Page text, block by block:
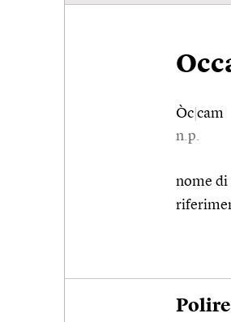
Òc cam
n.p.
nome di